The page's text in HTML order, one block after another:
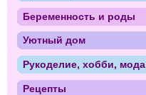
Беременность и роды
Уютный дом
Рукоделие, хобби, мода
Рецепты